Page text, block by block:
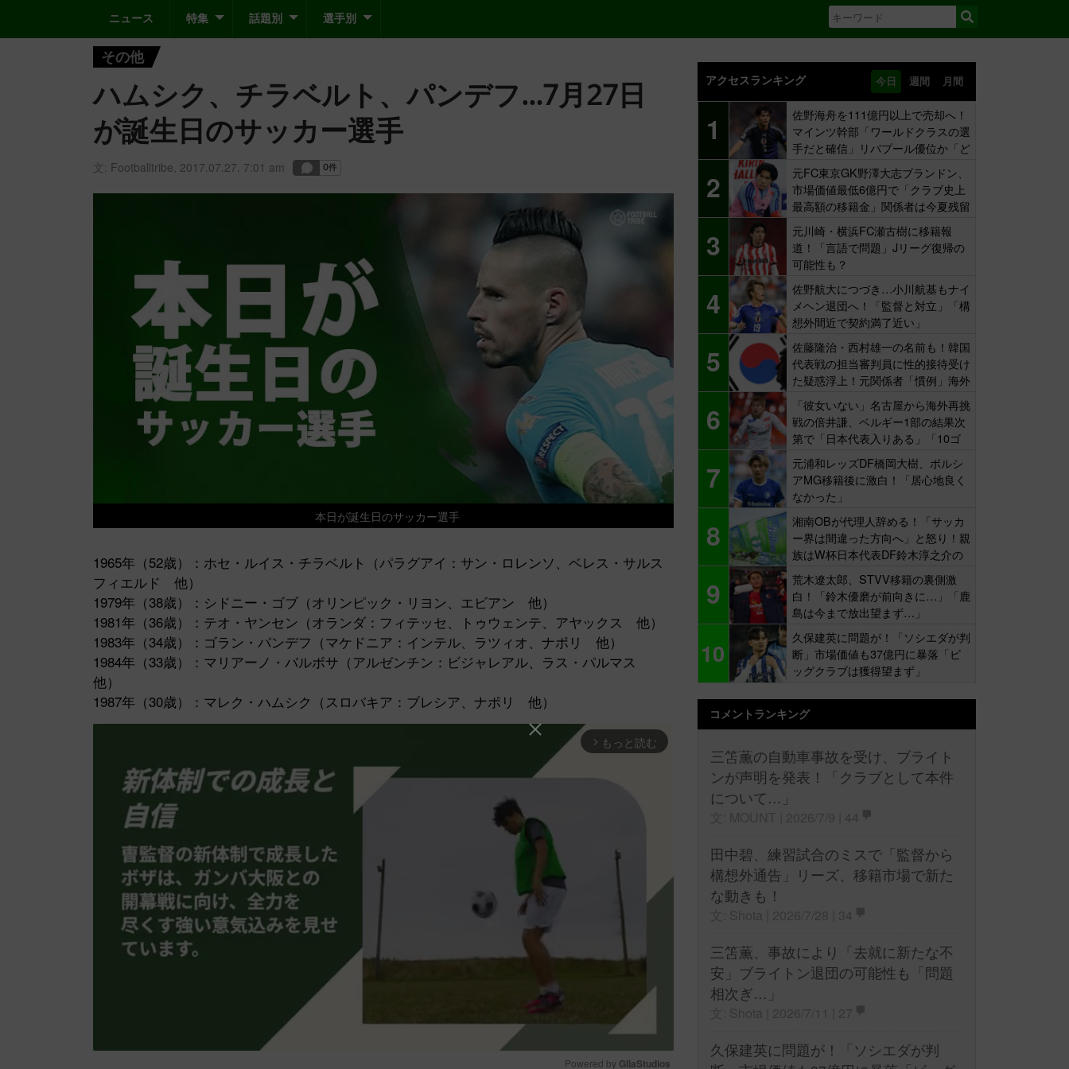
ニュース 特集 話題別 選手別
その他
ハムシク、チラベルト、パンデフ…7月27日
が誕生日のサッカー選手
文: Footballtribe 2017.07.27. 7:01 am
本日が誕生日のサッカー選手
1965年（52歳）：ホセ・ルイス・チラベルト（パラグアイ：サン・ロレンソ、ベレス・サルス
フィエルド 他）
1979年（38歳）：シドニー・ゴブ（オリンピック・リヨン、エビアン 他）
1981年（36歳）：テオ・ヤンセン（オランダ：フィテッセ、トゥウェンテ、アヤックス 他）
1983年（34歳）：ゴラン・パンデフ（マケドニア：インテル、ラツィオ、ナポリ 他）
1984年（33歳）：マリアーノ・バルボサ（アルゼンチン：ビジャレアル、ラス・パルマス
他）
1987年（30歳）：マレク・ハムシク（スロバキア：ブレシア、ナポリ 他）
arrow_forward_ios もっと読む
Powered by GliaStudios
アクセスランキング 今日 週間 月間
1
佐野海舟を111億円以上で売却へ！
マインツ幹部「ワールドクラスの選
手だと確信」リバプール優位か「ど
ちらかだ」
2
元FC東京GK野澤大志ブランドン、
市場価値最低6億円で「クラブ史上
最高額の移籍金」関係者は今夏残留
示唆も
3
元川崎・横浜FC瀬古樹に移籍報
道！「言語で問題」Jリーグ復帰の
可能性も？
4
佐野航大につづき…小川航基もナイ
メヘン退団へ！「監督と対立」「構
想外間近で契約満了近い」
5
佐藤隆治・西村雄一の名前も！韓国
代表戦の担当審判員に性的接待受け
た疑惑浮上！元関係者「慣例」海外
報道
6
「彼女いない」名古屋から海外再挑
戦の倍井謙、ベルギー1部の結果次
第で「日本代表入りある」「10ゴ
ール目標」
7
元浦和レッズDF橋岡大樹、ボルシ
アMG移籍後に激白！「居心地良く
なかった」
8
湘南OBが代理人辞める！「サッカ
ー界は間違った方向へ」と怒り！親
族はW杯日本代表DF鈴木淳之介の
同僚
9
荒木遼太郎、STVV移籍の裏側激
白！「鈴木優磨が前向きに…」「鹿
島は今まで放出望まず…」
10
久保建英に問題が！「ソシエダが判
断」市場価値も37億円に暴落「ビ
ッグクラブは獲得望まず」
コメントランキング
三笘薫の自動車事故を受け、ブライト
ンが声明を発表！「クラブとして本件
について…」
田中碧、練習試合のミスで「監督から
構想外通告」リーズ、移籍市場で新た
な動きも！
三笘薫、事故により「去就に新たな不
安」ブライトン退団の可能性も「問題
相次ぎ…」
久保建英に問題が！「ソシエダが判